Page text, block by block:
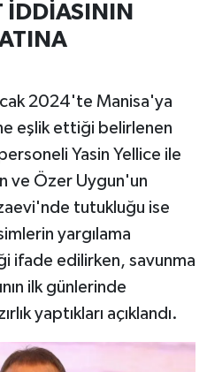
İDDİASININ
2024'te Manisa'ya
eşlik ettiği belirlenen
Yasin Yellice ile
ve Özer Uygun'un
tutukluğu ise
yargılama
ifade edilirken, savunma
ilk günlerinde
yaptıkları açıklandı.